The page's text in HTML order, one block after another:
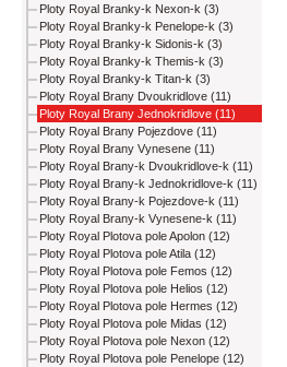
Ploty Royal Branky-k Nexon-k (3)
Ploty Royal Branky-k Penelope-k (3)
Ploty Royal Branky-k Sidonis-k (3)
Ploty Royal Branky-k Themis-k (3)
Ploty Royal Branky-k Titan-k (3)
Ploty Royal Brany Dvoukridlove (11)
Ploty Royal Brany Jednokridlove (11)
Ploty Royal Brany Pojezdove (11)
Ploty Royal Brany Vynesene (11)
Ploty Royal Brany-k Dvoukridlove-k (11)
Ploty Royal Brany-k Jednokridlove-k (11)
Ploty Royal Brany-k Pojezdove-k (11)
Ploty Royal Brany-k Vynesene-k (11)
Ploty Royal Plotova pole Apolon (12)
Ploty Royal Plotova pole Atila (12)
Ploty Royal Plotova pole Femos (12)
Ploty Royal Plotova pole Helios (12)
Ploty Royal Plotova pole Hermes (12)
Ploty Royal Plotova pole Midas (12)
Ploty Royal Plotova pole Nexon (12)
Ploty Royal Plotova pole Penelope (12)